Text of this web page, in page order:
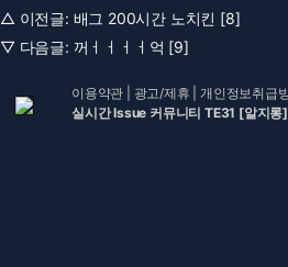
△ 이전글: 배그 200시간 노치킨 [8]
▽ 다음글: 꺼ㅓㅓㅓㅓ억 [9]
이용약관 광고/제휴 |개인정보취급
실시간 Issue 커뮤니티 TE31 [알지